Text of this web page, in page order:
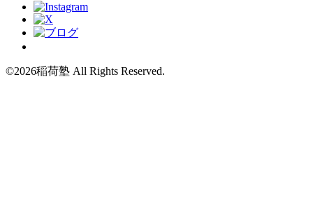
©2026稲荷塾 All Rights Reserved.